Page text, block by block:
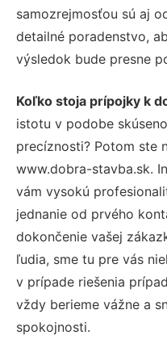
samozrejmosťou sú aj
detailné poradenstvo,
výsledok bude presne
Koľko stoja prípojky k
istotu v podobe
precíznosti? Potom ste
www.dobra-stavba.sk.
vám vysokú
jednanie od prvého
dokončenie vašej
ľudia, sme tu pre vás
v prípade riešenia
vždy berieme vážne a
spokojnosti.